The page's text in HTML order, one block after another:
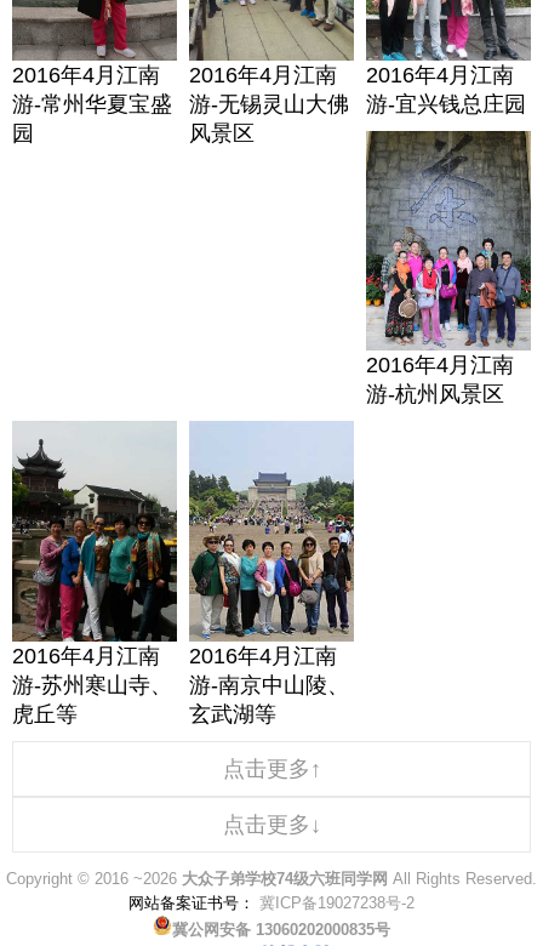
2016年4月江南
游-常州华夏宝盛
园
2016年4月江南
游-无锡灵山大佛
风景区
2016年4月江南
游-宜兴钱总庄园
2016年4月江南
游-杭州风景区
2016年4月江南
游-苏州寒山寺、
虎丘等
2016年4月江南
游-南京中山陵、
玄武湖等
点击更多↑
点击更多↓
Copyright © 2016 ~2026 大众子弟学校74级六班同学网 All Rights Reserved.
网站备案证书号： 冀ICP备19027238号-2
冀公网安备 13060202000835号